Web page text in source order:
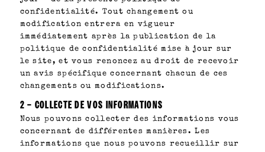
confidentialité. Tout changement ou
modification entrera en vigueur
immédiatement après la publication de la
politique de confidentialité mise à jour sur
le site, et vous renoncez au droit de recevoir
un avis spécifique concernant chacun de ces
changements ou modifications.
2 – COLLECTE DE VOS INFORMATIONS
Nous pouvons collecter des informations vous
concernant de différentes manières. Les
informations que nous pouvons recueillir sur